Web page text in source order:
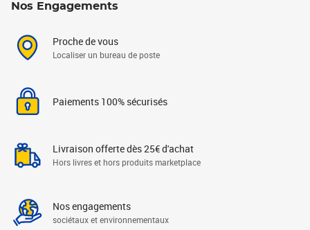
Nos Engagements
Proche de vous
Localiser un bureau de poste
Paiements 100% sécurisés
Livraison offerte dès 25€ d'achat
Hors livres et hors produits marketplace
Nos engagements
sociétaux et environnementaux